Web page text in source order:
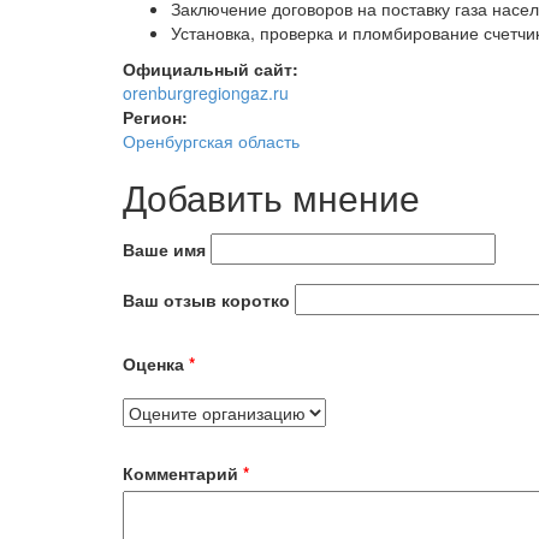
Заключение договоров на поставку газа
Установка, проверка и пломбирование
Официальный сайт:
orenburgregiongaz.ru
Регион:
Оренбургская область
Добавить мнение
Ваше имя
Ваш отзыв коротко
Оценка *
Комментарий *